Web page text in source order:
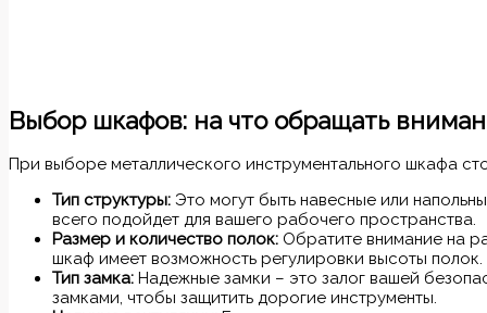
Выбор шкафов: на что обращать
При выборе металлического инструментального шкафа
Тип структуры: Это могут быть навесные или
всего подойдет для вашего рабочего пространства.
Размер и количество полок: Обратите внимание на
шкаф имеет возможность регулировки высоты полок.
Тип замка: Надежные замки – это залог вашей
замками, чтобы защитить дорогие инструменты.